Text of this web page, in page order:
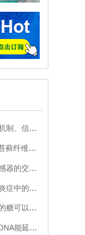
在的治疗机会
选择性前馈抑制
神经支配密度
制与治疗靶点
胞挣脱并扩散
寿命吗？